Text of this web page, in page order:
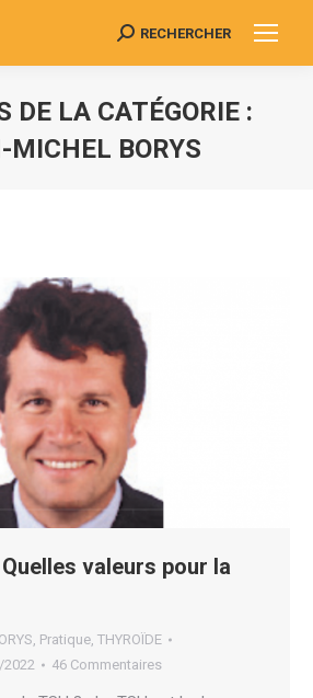
Search:
RECHERCHER
DE LA CATÉGORIE :
MICHEL BORYS
Quelles valeurs pour la
, Pratique, THYROÏDE
2022 46 Commentaires